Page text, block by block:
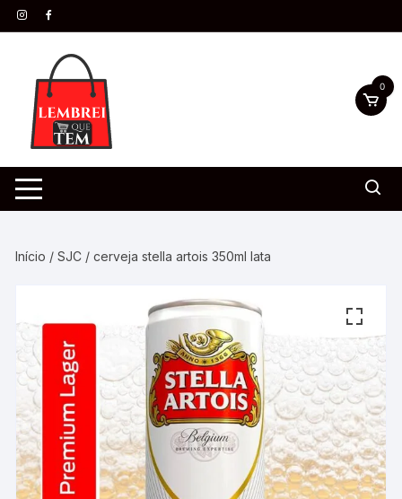
0
Início /SJC / cerveja stella artois 350ml lata